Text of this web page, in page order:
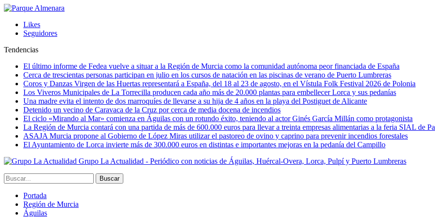
Likes
Seguidores
Tendencias
El último informe de Fedea vuelve a situar a la Región de Murcia como la comunidad autónoma peor financiada de España
Cerca de trescientas personas participan en julio en los cursos de natación en las piscinas de verano de Puerto Lumbreras
Coros y Danzas Virgen de las Huertas representará a España, del 18 al 23 de agosto, en el Vístula Folk Festival 2026 de Polonia
Los Viveros Municipales de La Torrecilla producen cada año más de 20.000 plantas para embellecer Lorca y sus pedanías
Una madre evita el intento de dos marroquíes de llevarse a su hija de 4 años en la playa del Postiguet de Alicante
Detenido un vecino de Caravaca de la Cruz por cerca de media docena de incendios
El ciclo «Mirando al Mar» comienza en Águilas con un rotundo éxito, teniendo al actor Ginés García Millán como protagonista
La Región de Murcia contará con una partida de más de 600.000 euros para llevar a treinta empresas alimentarias a la feria SIAL de
ASAJA Murcia propone al Gobierno de López Miras utilizar el pastoreo de ovino y caprino para prevenir incendios forestales
El Ayuntamiento de Lorca invierte más de 300.000 euros en distintas e importantes mejoras en la pedanía del Campillo
Grupo La Actualidad - Periódico con noticias de Águilas, Huércal-Overa, Lorca, Pulpí y Puerto Lumbreras
Portada
Región de Murcia
Águilas